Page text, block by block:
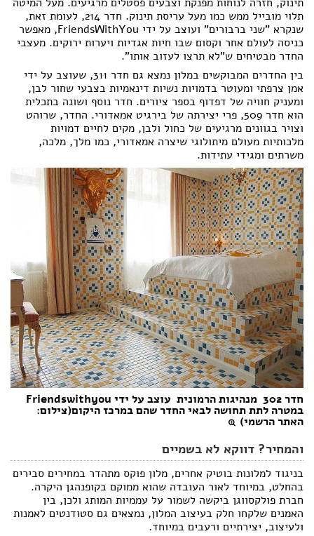
תלוי מובייל ממש כמו מעל עריסת תינוק. חדר 214, לעומת זאת,
שנקרא "שני ברבורים" ועוצב על ידי FriendsWithYou, מאפשר
כניסה לעולם אחר וקסום שבו חיות אגדיות ויערות ירוקים. מעצבי
החדר מבטיחים ש"לא תרצו לעזוב אותו".
בין החדרים המבוקשים במלון נמצא גם חדר 311, שעוצב על ידי
אמן צרפתי ומעוטר בדמויות נשיות דינאמיות בצבעי שחור לבן,
ומעניק חוויה של דפדוף בספר ציורים. חדר נוסף ושונה בתכלית
הוא חדר 509, פרי יצירתה של בירגיט אמאדורי. החדר, שרוהט
וצויר בגוונים מרגיעים של כחול ולבן, מקים לחיים דמויות
מלכותיות מעולם מיתולוגי שיצרה אמאדורי, כמו מלך, מלכה,
משרתים ומגידי עתידות.
חדר 302  מנהיגות הרמונית  עוצב על ידי Friendswithyou
במטרה לתת תחושה לבאי החדר שהם במרכז היקום(צילום:
האתר הרשמי)
והמחיר? דווקא לא בשמיים
בניגוד למלונות בוטיק אחרים, מלון פוקס מתהדר במחירים סבירים
בהחלט, במיוחד לאור העובדה שהוא ממוקם בקופנהגן היקרה.
חברת פולקסווגן ביקשה לשמור על עממיות המותג ולכן, בין
האמנים שלקחו חלק בעיצוב המלון, נמצאים גם סטודנטים לאמנות
ולעיצוב, יצירתיים ורעבים במיוחד.